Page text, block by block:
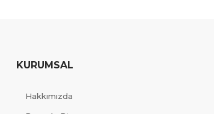
KURUMSAL
Hakkımızda